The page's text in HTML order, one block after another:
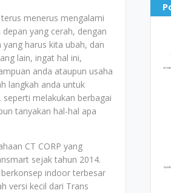
menerus mengalami
yang cerah, dengan
harus kita ubah, dan
lain, ingat hal ini,
anda ataupun usaha
langkah anda untuk
melakukan berbagai
tanyakan hal-hal apa
CT CORP yang
sejak tahun 2014.
indoor terbesar
versi kecil dari Trans